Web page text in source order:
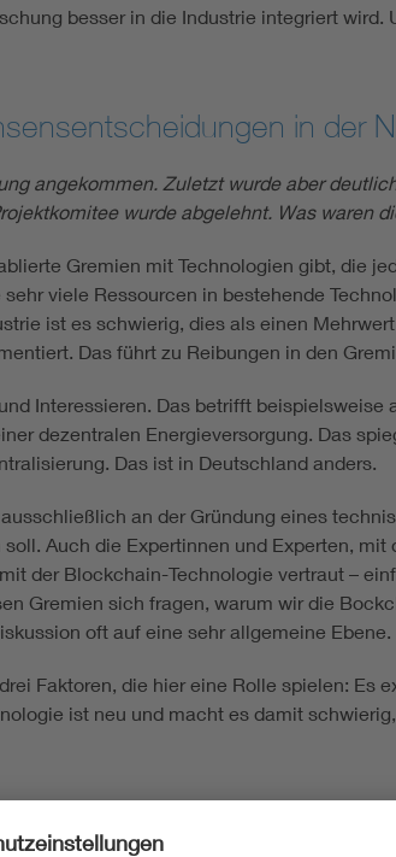
besser in die Industrie integriert
in der
angekommen. Zuletzt wurde aber
wurde abgelehnt. Was waren
Gremien mit Technologien gibt, die
viele Ressourcen in bestehende
ist es schwierig, dies als einen
Das führt zu Reibungen in den
Interessieren. Das betrifft
dezentralen Energieversorgung. Das
Das ist in Deutschland anders.
an der Gründung eines
Auch die Expertinnen und Experten,
der Blockchain-Technologie vertraut –
Gremien sich fragen, warum wir die
oft auf eine sehr allgemeine Ebene.
Faktoren, die hier eine Rolle spielen: Es
ist neu und macht es damit